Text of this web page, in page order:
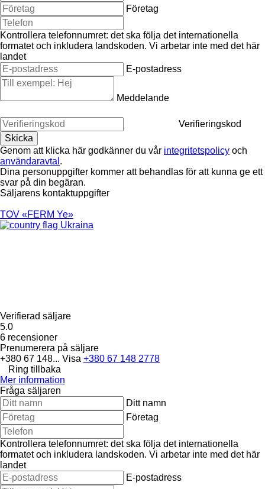
Företag
Kontrollera telefonnumret: det ska följa det internationella
formatet och inkludera landskoden. Vi arbetar inte med det här
landet
E-postadress
Meddelande
Verifieringskod
Genom att klicka här godkänner du vår integritetspolicy och
användaravtal .
Dina personuppgifter kommer att behandlas för att kunna ge ett
svar på din begäran.
Säljarens kontaktuppgifter
TOV «FERM Ye»
Ukraina
Verifierad säljare
5.0
6 recensioner
Prenumerera på säljare
+380 67 148... Visa +380 67 148 2778
Ring tillbaka
Mer information
Fråga säljaren
Ditt namn
Företag
Kontrollera telefonnumret: det ska följa det internationella
formatet och inkludera landskoden. Vi arbetar inte med det här
landet
E-postadress